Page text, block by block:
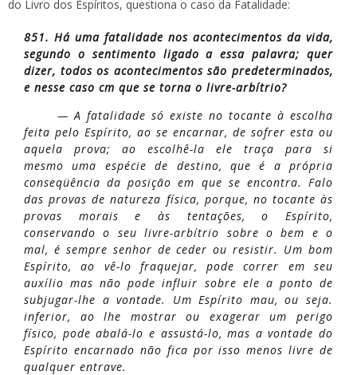
do Livro dos Espíritos, questiona o caso da Fatalidade:
851. Há uma fatalidade nos acontecimentos da vida,
segundo o sentimento ligado a essa palavra; quer
dizer, todos os acontecimentos são predeterminados,
e nesse caso cm que se torna o livre-arbítrio?
— A fatalidade só existe no tocante à escolha
feita pelo Espírito, ao se encarnar, de sofrer esta ou
aquela prova; ao escolhê-la ele traça para si
mesmo uma espécie de destino, que é a própria
conseqüência da posição em que se encontra. Falo
das provas de natureza física, porque, no tocante às
provas morais e às tentações, o Espírito,
conservando o seu livre-arbítrio sobre o bem e o
mal, é sempre senhor de ceder ou resistir. Um bom
Espírito, ao vê-lo fraquejar, pode correr em seu
auxílio mas não pode influir sobre ele a ponto de
subjugar-lhe a vontade. Um Espírito mau, ou seja.
inferior, ao lhe mostrar ou exagerar um perigo
físico, pode abalá-lo e assustá-lo, mas a vontade do
Espírito encarnado não fica por isso menos livre de
qualquer entrave.